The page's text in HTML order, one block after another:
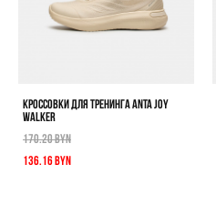
КРОССОВКИ ДЛЯ ТРЕНИНГА ANTA JOY
WALKER
170.20 BYN
136.16 BYN